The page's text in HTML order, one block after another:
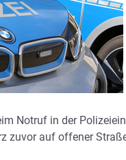
Notruf in der
zuvor auf offener